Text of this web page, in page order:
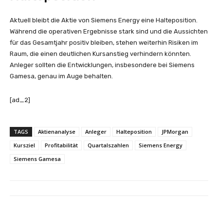
Aktuell bleibt die Aktie von Siemens Energy eine Halteposition.
Während die operativen Ergebnisse stark sind und die Aussichten
für das Gesamtjahr positiv bleiben, stehen weiterhin Risiken im
Raum, die einen deutlichen Kursanstieg verhindern könnten.
Anleger sollten die Entwicklungen, insbesondere bei Siemens
Gamesa, genau im Auge behalten.
[ad_2]
TAGS Aktienanalyse Anleger Halteposition
JPMorgan
Kursziel
Profitabilität Quartalszahlen
Siemens Energy
Siemens Gamesa